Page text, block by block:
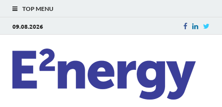
TOP MENU
09.08.2026